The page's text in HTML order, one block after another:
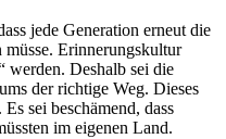
jede Generation erneut die
müsse. Erinnerungskultur
werden. Deshalb sei die
der richtige Weg. Dieses
sei beschämend, dass
im eigenen Land.